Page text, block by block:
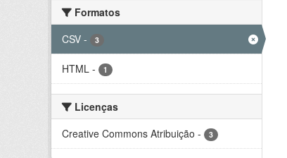
Formatos
CSV - 3
HTML - 1
Licenças
Creative Commons Atribuição - 3